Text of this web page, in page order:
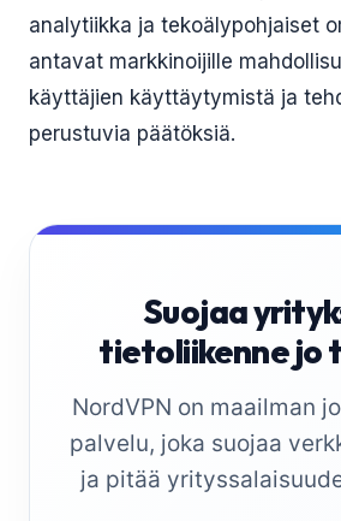
analytiikka ja tekoälypohjaiset
antavat markkinoijille
käyttäjien käyttäytymistä ja
perustuvia päätöksiä.
Suojaa
tietoliikenne jo
NordVPN on maailman
palvelu, joka suojaa
ja pitää